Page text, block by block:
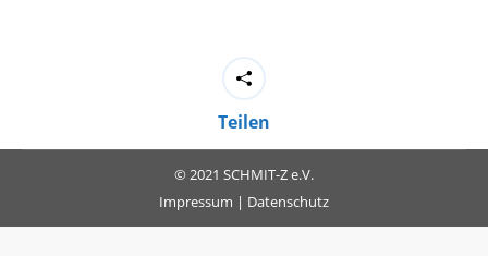
Teilen
© 2021 SCHMIT-Z e.V.
Impressum | Datenschutz